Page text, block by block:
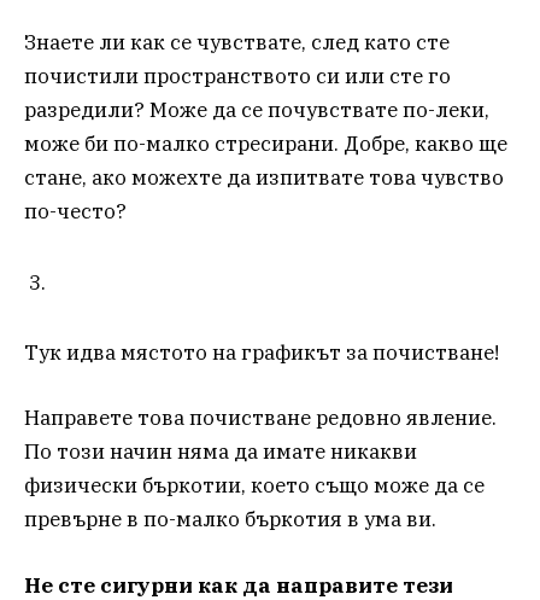
Знаете ли как се чувствате, след като сте
почистили пространството си или сте го
разредили? Може да се почувствате по-леки,
може би по-малко стресирани. Добре, какво ще
стане, ако можехте да изпитвате това чувство
по-често?
Тук идва мястото на графикът за почистване!
Направете това почистване редовно явление.
По този начин няма да имате никакви
физически бъркотии, което също може да се
превърне в по-малко бъркотия в ума ви.
Не сте сигурни как да направите тези